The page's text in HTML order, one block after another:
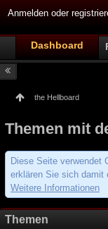
Anmelden oder
Dashboard
the Hellboard
Themen mit
Diese Seite verwendet
erklären Sie sich damit
Weitere Informationen
Themen